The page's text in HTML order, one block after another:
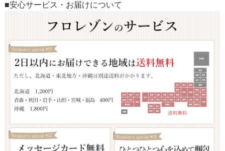
■安心サービス・お届けについて